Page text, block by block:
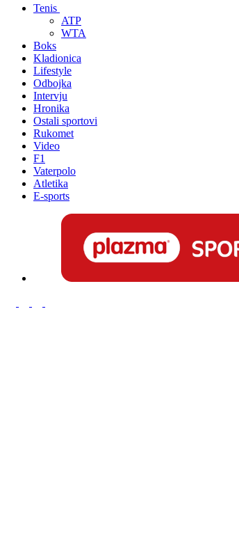
Tenis
ATP
WTA
Boks
Kladionica
Lifestyle
Odbojka
Intervju
Hronika
Ostali sportovi
Rukomet
Video
F1
Vaterpolo
Atletika
E-sports